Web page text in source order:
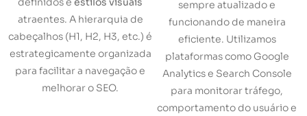
atraentes. A hierarquia de
cabeçalhos (H1, H2, H3, etc.) é
estrategicamente organizada
para facilitar a navegação e
melhorar o SEO.
sempre atualizado e
funcionando de maneira
eficiente. Utilizamos
plataformas como Google
Analytics e Search Console
para monitorar tráfego,
comportamento do usuário e